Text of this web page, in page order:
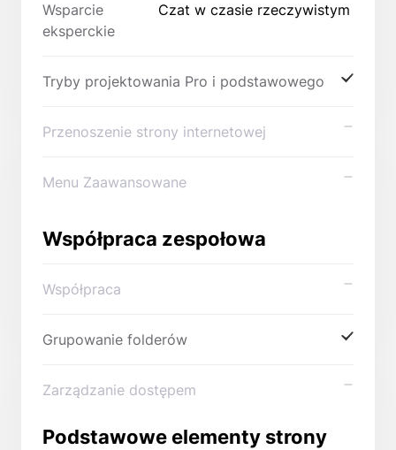
Wsparcie
eksperckie
Czat w czasie rzeczywistym
Tryby projektowania Pro i podstawowego
Przenoszenie strony internetowej
Menu Zaawansowane
Współpraca zespołowa
Współpraca
Grupowanie folderów
Zarządzanie dostępem
Podstawowe elementy strony